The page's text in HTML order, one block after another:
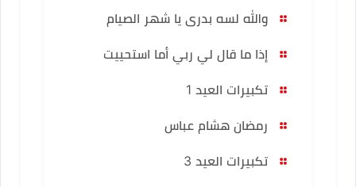
والله لسه بدرى يا شهر الصيام
إذا ما قال لي ربي أما استحييت
تكبيرات العيد 1
رمضان هشام عباس
تكبيرات العيد 3